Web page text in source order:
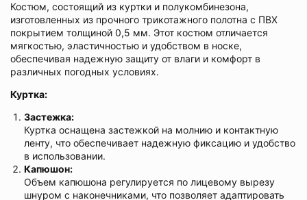
Костюм, состоящий из куртки и полукомбинезона,
изготовленных из прочного трикотажного полотна с ПВХ
покрытием толщиной 0,5 мм. Этот костюм отличается
мягкостью, эластичностью и удобством в носке,
обеспечивая надежную защиту от влаги и комфорт в
различных погодных условиях.
Куртка:
Застежка:
Куртка оснащена застежкой на молнию и контактную
ленту, что обеспечивает надежную фиксацию и удобство
в использовании.
Капюшон:
Объем капюшона регулируется по лицевому вырезу
шнуром с наконечниками, что позволяет адаптировать